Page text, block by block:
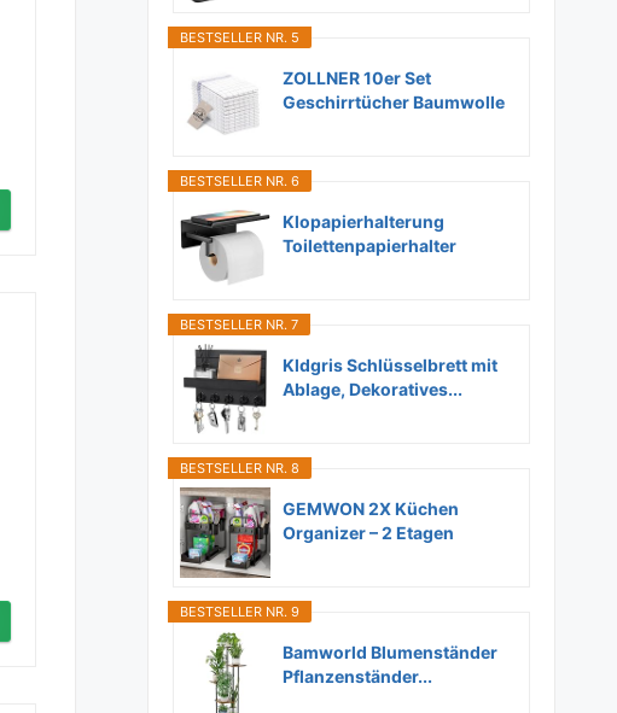
BESTSELLER NR. 5
ZOLLNER 10er Set
Geschirrtücher Baumwolle
BESTSELLER NR. 6
Klopapierhalterung
Toilettenpapierhalter
BESTSELLER NR. 7
Kldgris Schlüsselbrett mit
Ablage, Dekoratives...
BESTSELLER NR. 8
GEMWON 2X Küchen
Organizer – 2 Etagen
BESTSELLER NR. 9
Bamworld Blumenständer
Pflanzenständer...